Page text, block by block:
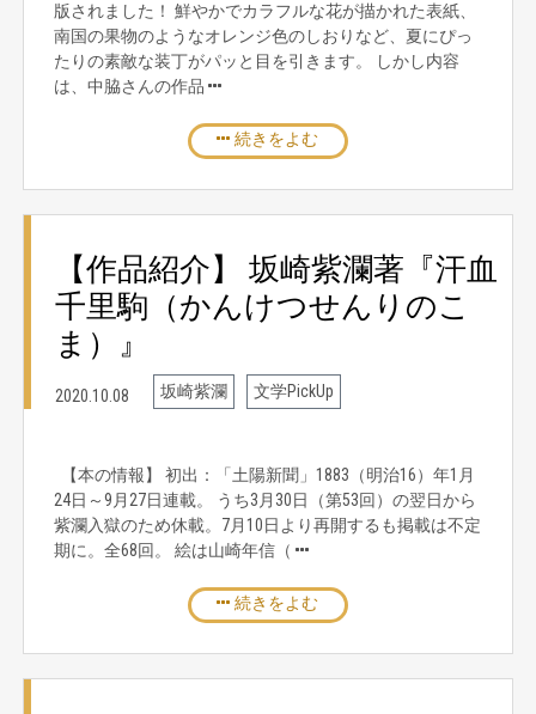
版されました！ 鮮やかでカラフルな花が描かれた表紙、
南国の果物のようなオレンジ色のしおりなど、夏にぴっ
たりの素敵な装丁がパッと目を引きます。 しかし内容
は、中脇さんの作品
続きをよむ
【作品紹介】 坂崎紫瀾著『汗血
千里駒（かんけつせんりのこ
ま）』
2020.10.08 坂崎紫瀾 文学PickUp
【本の情報】 初出：「土陽新聞」1883（明治16）年1月
24日～9月27日連載。 うち3月30日（第53回）の翌日から
紫瀾入獄のため休載。7月10日より再開するも掲載は不定
期に。全68回。 絵は山崎年信（
続きをよむ